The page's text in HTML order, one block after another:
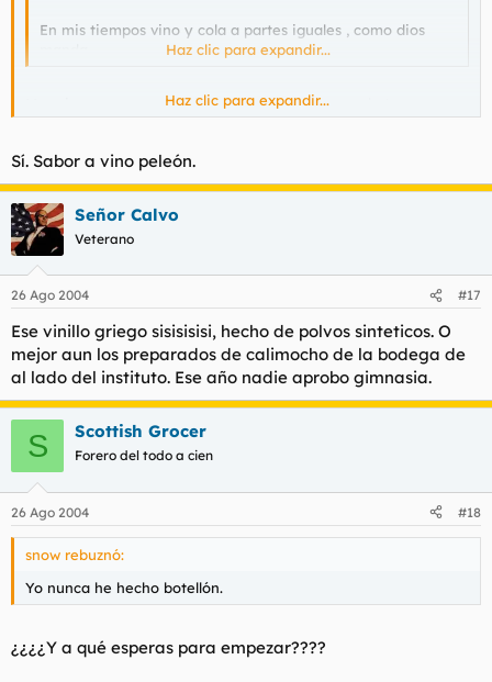
En mis tiempos vino y cola a partes iguales , como dios
Haz clic para expandir...
Mas vino que cocacola siempre para que la mezcla tenga
sabor....
Haz clic para expandir...
Sí. Sabor a vino peleón.
Señor Calvo
Veterano
26 Ago 2004 #17
Ese vinillo griego sisisisisi, hecho de polvos sinteticos. O
mejor aun los preparados de calimocho de la bodega de
al lado del instituto. Ese año nadie aprobo gimnasia.
S Scottish Grocer
Forero del todo a cien
26 Ago 2004 #18
snow rebuznó:
Yo nunca he hecho botellón.
¿¿¿¿Y a qué esperas para empezar????